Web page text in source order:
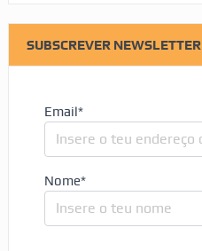
SUBSCREVER NEWSLETTER
Email*
Nome*